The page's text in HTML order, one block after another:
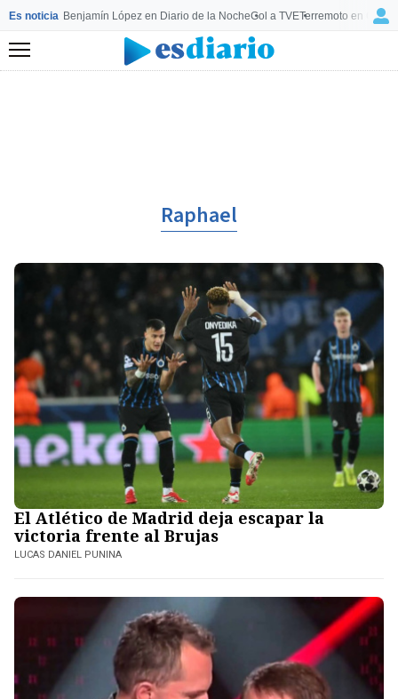
Es noticia Benjamín López en Diario de la NocheGol a TVETerremoto en
Menú
Raphael
El Atlético de Madrid deja escapar la
victoria frente al Brujas
LUCAS DANIEL PUNINA